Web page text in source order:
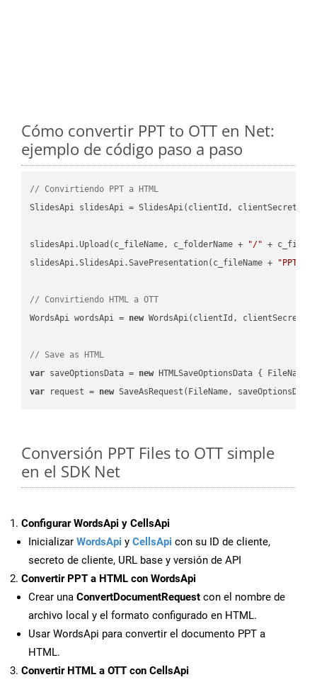
Cómo convertir PPT to OTT en Net:
ejemplo de código paso a paso
// Convirtiendo PPT a HTML
SlidesApi slidesApi = SlidesApi(clientId, clientSecret);
slidesApi.Upload(c_fileName, c_folderName + "/" +
slidesApi.SlidesApi.SavePresentation(c_fileName +
"PPT"
// Convirtiendo HTML a OTT
WordsApi wordsApi = new WordsApi(clientId, clientSecret);
// Save as HTML
var saveOptionsData = new HTMLSaveOptionsData { FileName
var request = new
Conversión PPT Files to OTT simple
en el SDK Net
Configurar WordsApi y CellsApi
Inicializar WordsApi y CellsApi con su ID de cliente,
secreto de cliente, URL base y versión de API
Convertir PPT a HTML con WordsApi
Crear una ConvertDocumentRequest con el nombre de
archivo local y el formato configurado en HTML.
Usar WordsApi para convertir el documento PPT a
HTML.
Convertir HTML a OTT con CellsApi